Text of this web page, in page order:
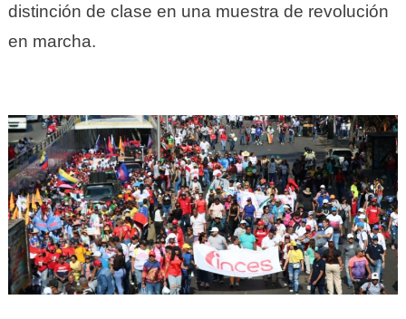
distinción de clase en una muestra de revolución
en marcha.